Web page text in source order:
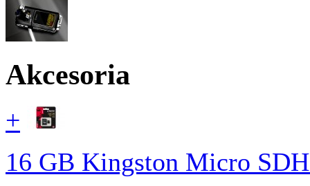
Akcesoria
+
16 GB Kingston Micro